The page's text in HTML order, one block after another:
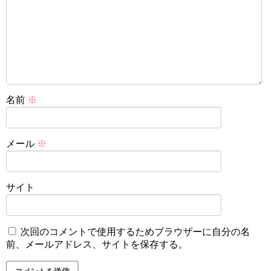
名前 ※
メール ※
サイト
次回のコメントで使用するためブラウザーに自分の名
前、メールアドレス、サイトを保存する。